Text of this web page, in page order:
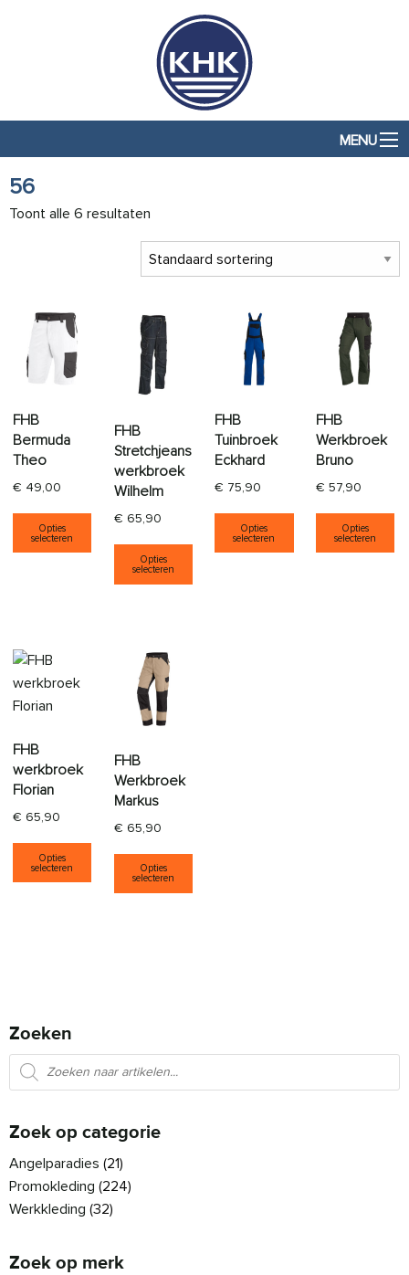
MENU
56
Toont alle 6 resultaten
FHB
Bermuda
Theo
€ 49,00
Opties
selecteren
Dit product heeft meerdere variaties. Deze optie
FHB
Stretchjeans
werkbroek
Wilhelm
€ 65,90
Opties
selecteren
Dit product heeft meerdere
FHB
Tuinbroek
Eckhard
€ 75,90
Opties
selecteren
Dit product heeft
FHB
Werkbroek
Bruno
€ 57,90
Opties
selecteren
FHB
werkbroek
Florian
€ 65,90
Opties
selecteren
Dit product heeft meerdere variaties. Deze optie
FHB
Werkbroek
Markus
€ 65,90
Opties
selecteren
Dit product heeft meerdere
Zoeken
Producten zoeken
Zoek op categorie
Angelparadies (21)
Promokleding (224)
Werkkleding (32)
Zoek op merk